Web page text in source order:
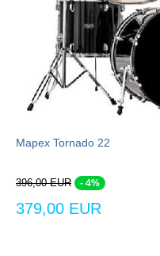
Mapex Tornado 22
396,00 EUR - 4%
379,00 EUR